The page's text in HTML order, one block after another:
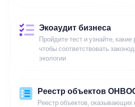
Экоаудит бизнеса
Пройдите тест и узнайте,
чтобы соответствовать
экологии
Реестр объектов
Реестр объектов, оказывающих